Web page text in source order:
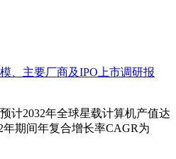
、主要厂商及IPO上市调研报
计2032年全球星载计算机产值达
年期间年复合增长率CAGR为